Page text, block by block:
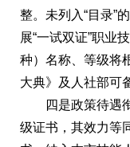
整。未列入“目录”
展“一试双证”职业
种）名称、等级将
大典》及人社部可
四是政策待遇衔
级证书，其效力等